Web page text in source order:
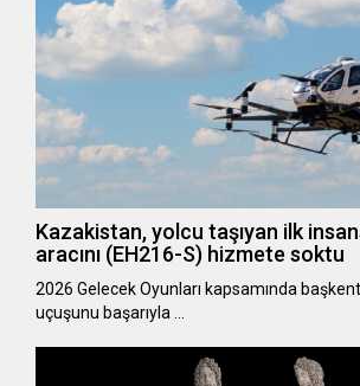
Kazakistan, yolcu taşıyan ilk
aracını (EH216-S) hizmete soktu
2026 Gelecek Oyunları kapsamında
uçuşunu başarıyla …